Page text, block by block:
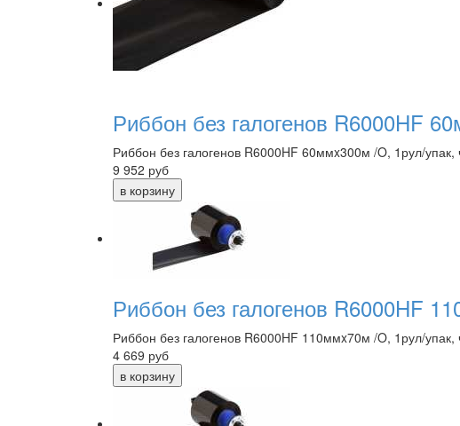
Риббон без галогенов R6000HF
Риббон без галогенов R6000HF 60ммx300м /O, 1рул/упак,
9 952 руб
Риббон без галогенов R6000HF
Риббон без галогенов R6000HF 110ммx70м /O, 1рул/
4 669 руб